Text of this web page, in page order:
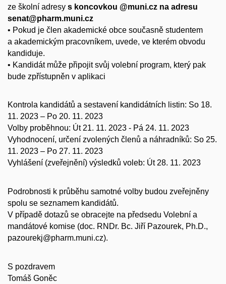
ze školní adresy s koncovkou @muni.cz na adresu
senat@pharm.muni.cz
• Pokud je člen akademické obce současně studentem
a akademickým pracovníkem, uvede, ve kterém obvodu
kandiduje.
• Kandidát může připojit svůj volební program, který pak
bude zpřístupněn v aplikaci
Kontrola kandidátů a sestavení kandidátních listin: So 18.
11. 2023 – Po 20. 11. 2023
Volby proběhnou: Út 21. 11. 2023 - Pá 24. 11. 2023
Vyhodnocení, určení zvolených členů a náhradníků: So 25.
11. 2023 – Po 27. 11. 2023
Vyhlášení (zveřejnění) výsledků voleb: Út 28. 11. 2023
Podrobnosti k průběhu samotné volby budou zveřejněny
spolu se seznamem kandidátů.
V případě dotazů se obracejte na předsedu Volební a
mandátové komise (doc. RNDr. Bc. Jiří Pazourek, Ph.D.,
pazourekj@pharm.muni.cz).
S pozdravem
Tomáš Goněc